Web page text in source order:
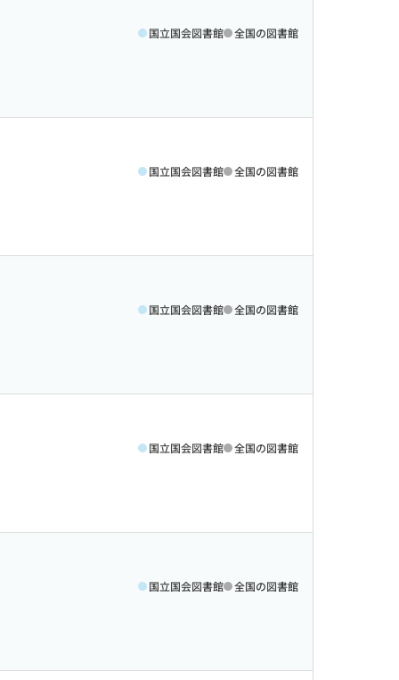
国立国会図書館 全国の図書館
国立国会図書館 全国の図書館
国立国会図書館 全国の図書館
国立国会図書館 全国の図書館
国立国会図書館 全国の図書館